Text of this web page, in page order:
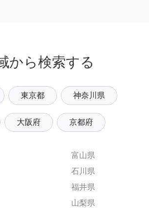
から検索する
東京都 神奈川県
大阪府 京都府
富山県
石川県
福井県
山梨県